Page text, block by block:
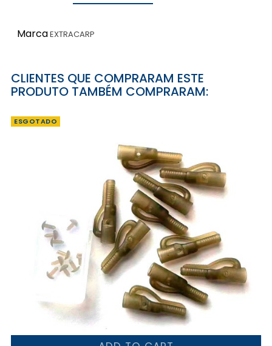
MarcaEXTRACARP
CLIENTES QUE COMPRARAM ESTE
PRODUTO TAMBÉM COMPRARAM:
ESGOTADO